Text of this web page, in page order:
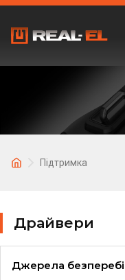
Підтримка
Драйвери
Джерела